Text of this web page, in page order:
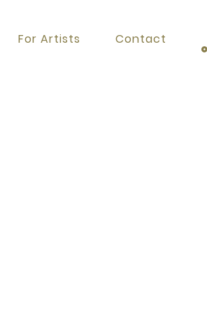
For Artists Contact